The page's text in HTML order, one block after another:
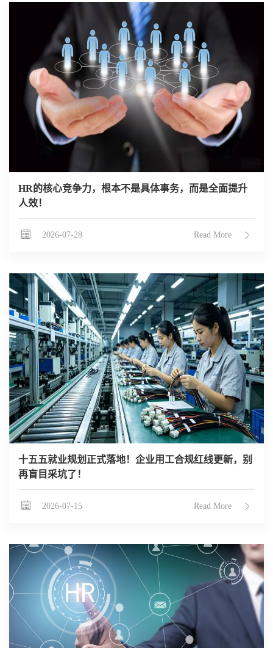
HR的核心竞争力，根本不是具体事务，而是全面提升
人效！
2026-07-28 Read More
十五五就业规划正式落地！企业用工合规红线更新，别
再盲目采坑了！
2026-07-15 Read More